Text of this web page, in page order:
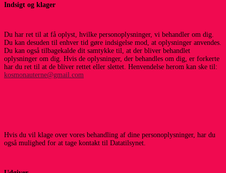
Indsigt og klager
Du har ret til at få oplyst, hvilke personoplysninger, vi behandler om dig.
Du kan desuden til enhver tid gøre indsigelse mod, at oplysninger anvendes.
Du kan også tilbagekalde dit samtykke til, at der bliver behandlet
oplysninger om dig. Hvis de oplysninger, der behandles om dig, er forkerte
har du ret til at de bliver rettet eller slettet. Henvendelse herom kan ske til:
kosmonauterne@gmail.com
Hvis du vil klage over vores behandling af dine personoplysninger, har du
også mulighed for at tage kontakt til Datatilsynet.